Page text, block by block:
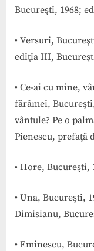
Bucureşti, 1968;
• Versuri,
ediţia III,
• Ce-ai cu mine,
fărâmei,
vântule? Pe o
Pienescu, prefaţă
• Hore, Bucureşti,
• Una, Bucureşti,
Dimisianu,
• Eminescu,